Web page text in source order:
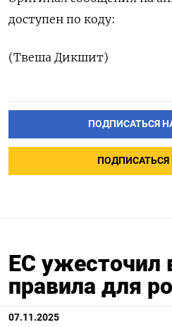
доступен по коду:
(Твеша Дикшит)
ПОДПИСАТЬСЯ
ПОДПИСАТЬСЯ
ЕС ужесточил
правила для
07.11.2025